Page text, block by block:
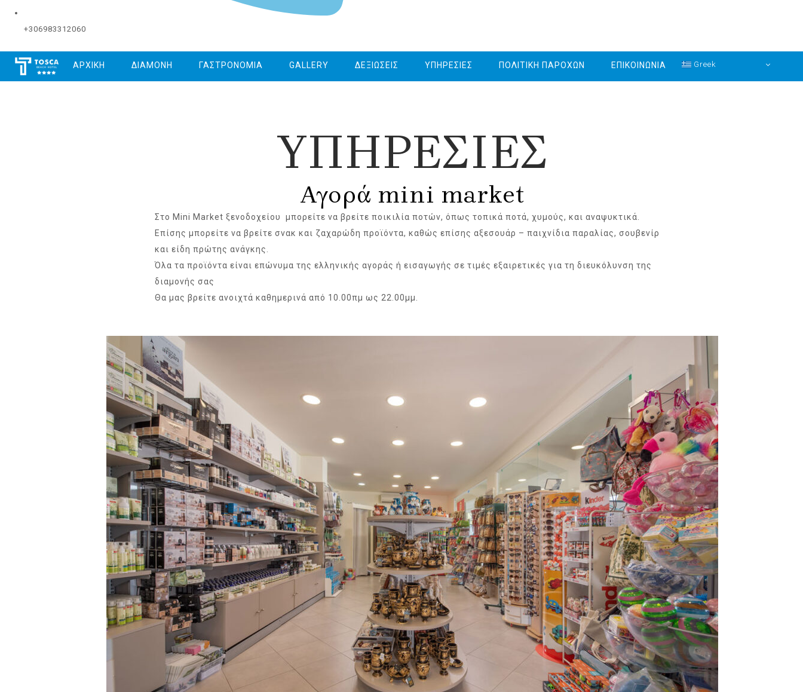
+306983312060
ΑΡΧΙΚΗ ΔΙΑΜΟΝΗ ΓΑΣΤΡΟΝΟΜΙΑ GALLERY ΔΕΞΙΩΣΕΙΣ ΥΠΗΡΕΣΙΕΣ ΠΟΛΙΤΙΚΗ ΠΑΡΟΧΩΝ ΕΠΙΚΟΙΝΩΝΙΑ Greek
ΥΠΗΡΕΣΙΕΣ
Αγορά mini market
Στο Mini Market ξενοδοχείου μπορείτε να βρείτε ποικιλία ποτών, όπως τοπικά ποτά, χυμούς, και αναψυκτικά.
Επίσης μπορείτε να βρείτε σνακ και ζαχαρώδη προϊόντα, καθώς επίσης αξεσουάρ – παιχνίδια παραλίας, σουβενίρ
και είδη πρώτης ανάγκης.
Όλα τα προϊόντα είναι επώνυμα της ελληνικής αγοράς ή εισαγωγής σε τιμές εξαιρετικές για τη διευκόλυνση της
διαμονής σας
Θα μας βρείτε ανοιχτά καθημερινά από 10.00πμ ως 22.00μμ.